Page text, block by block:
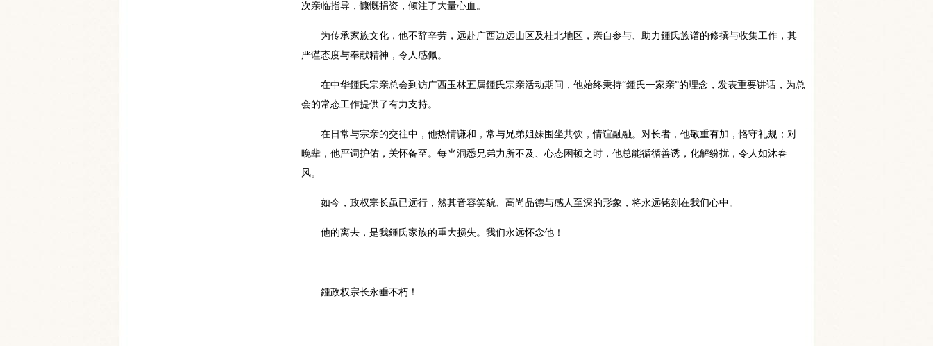
次亲临指导，慷慨捐资，倾注了大量心血。
为传承家族文化，他不辞辛劳，远赴广西边远山区及桂北地区，亲自参与、助力鍾氏族谱的修撰与收集工作，其
严谨态度与奉献精神，令人感佩。
在中华鍾氏宗亲总会到访广西玉林五属鍾氏宗亲活动期间，他始终秉持“鍾氏一家亲”的理念，发表重要讲话，为总
会的常态工作提供了有力支持。
在日常与宗亲的交往中，他热情谦和，常与兄弟姐妹围坐共饮，情谊融融。对长者，他敬重有加，恪守礼规；对
晚辈，他严词护佑，关怀备至。每当洞悉兄弟力所不及、心态困顿之时，他总能循循善诱，化解纷扰，令人如沐春
风。
如今，政权宗长虽已远行，然其音容笑貌、高尚品德与感人至深的形象，将永远铭刻在我们心中。
他的离去，是我鍾氏家族的重大损失。我们永远怀念他！
鍾政权宗长永垂不朽！